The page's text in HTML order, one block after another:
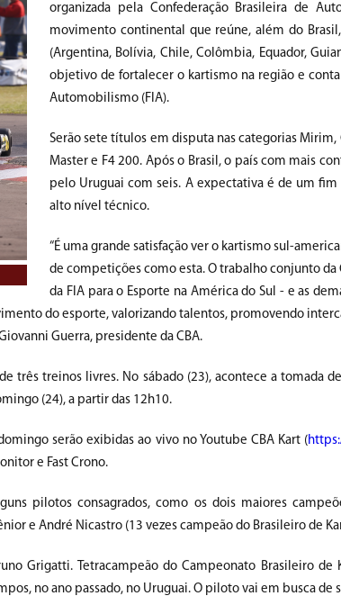
organizada pela Confederação Brasileira de
movimento continental que reúne, além do
(Argentina, Bolívia, Chile, Colômbia, Equador,
objetivo de fortalecer o kartismo na região e
Automobilismo (FIA).
Serão sete títulos em disputa nas categorias Mirim,
Master e F4 200. Após o Brasil, o país com mais
pelo Uruguai com seis. A expectativa é de um
alto nível técnico.
“É uma grande satisfação ver o kartismo sul-
de competições como esta. O trabalho conjunto da
da FIA para o Esporte na América do Sul - e as
do esporte, valorizando talentos, promovendo
Guerra, presidente da CBA.
três treinos livres. No sábado (23), acontece a tomada
(24), a partir das 12h10.
serão exibidas ao vivo no Youtube CBA Kart (
e Fast Crono.
pilotos consagrados, como os dois maiores
e André Nicastro (13 vezes campeão do Brasileiro de
Grigatti. Tetracampeão do Campeonato Brasileiro
no ano passado, no Uruguai. O piloto vai em busca de